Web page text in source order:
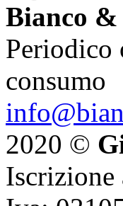
Bianco
Periodico
consumo
2020 ©
Iscrizione